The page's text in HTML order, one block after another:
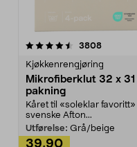
3808
Kjøkkenrengjøring
Mikrofiberklut 32 x
pakning
Kåret til «soleklar favoritt»
svenske Afton...
Utførelse: Grå/beige
39,90
4.5av 5 stjerner